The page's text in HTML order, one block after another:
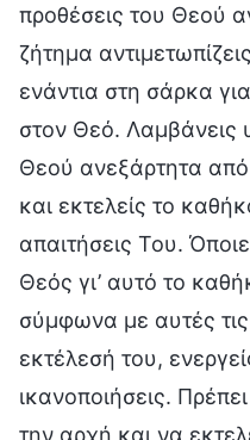
προθέσεις του Θεού
ζήτημα
ενάντια στη σάρκα
στον Θεό. Λαμβάνεις
Θεού ανεξάρτητα
και εκτελείς το
απαιτήσεις Του.
Θεός γι’ αυτό το
σύμφωνα με αυτές
εκτέλεσή του,
ικανοποιήσεις.
την αρχή και να